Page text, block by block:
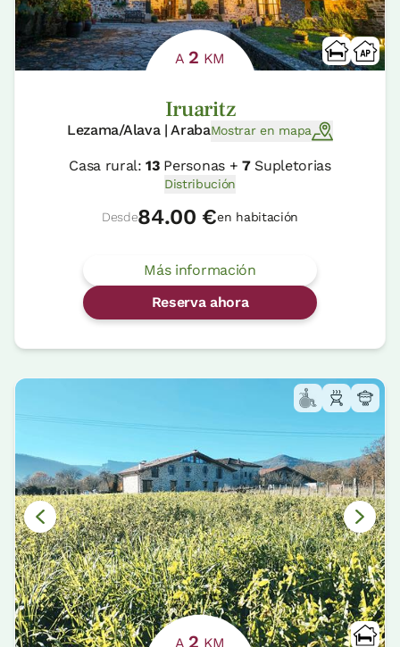
A 2 KM
Iruaritz
Lezama/Alava | ArabaMostrar en mapa
Casa rural:13Personas + 7Supletorias
Distribución
Desde84.00 €en habitación
Más información
Reserva ahora
A 2 KM